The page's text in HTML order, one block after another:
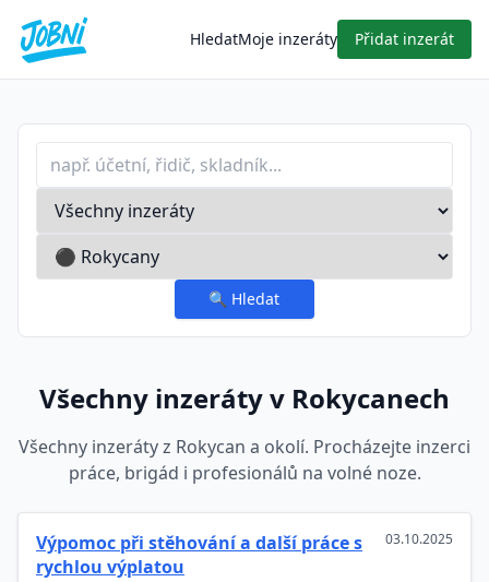
HledatMoje inzeráty Přidat inzerát
Profese nebo klíčové slovo
Typ inzerátu
Lokalita
🔍 Hledat
Všechny inzeráty v Rokycanech
Všechny inzeráty z Rokycan a okolí. Procházejte inzerci
práce, brigád i profesionálů na volné noze.
Výpomoc při stěhování a další práce s
rychlou výplatou
03.10.2025